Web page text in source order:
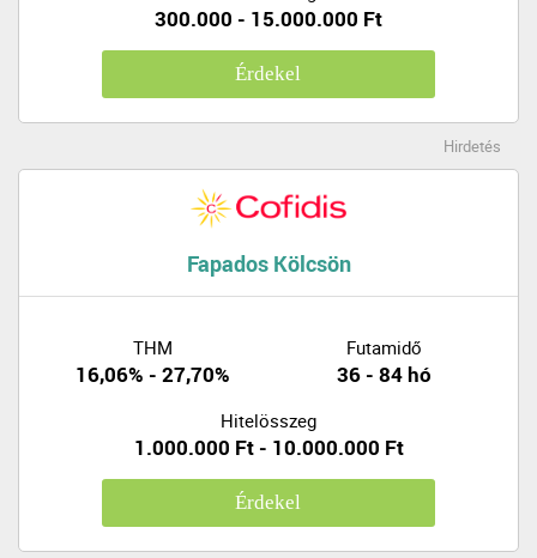
300.000 - 15.000.000 Ft
Érdekel
Hirdetés
Fapados Kölcsön
THM
16,06% - 27,70%
Futamidő
36 - 84 hó
Hitelösszeg
1.000.000 Ft - 10.000.000 Ft
Érdekel